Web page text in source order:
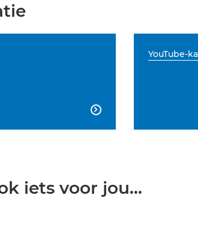

YouTube-
iets voor jou...